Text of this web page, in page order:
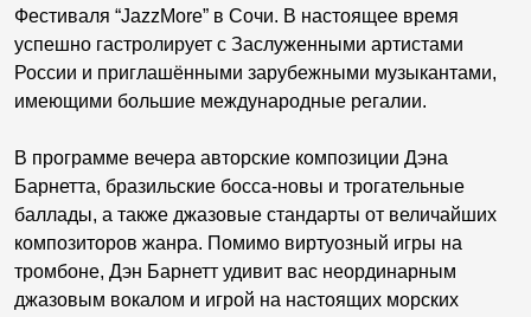
Фестиваля “JazzMore” в Сочи. В настоящее время
успешно гастролирует с Заслуженными артистами
России и приглашёнными зарубежными музыкантами,
имеющими большие международные регалии.
В программе вечера авторские композиции Дэна
Барнетта, бразильские босса-новы и трогательные
баллады, а также джазовые стандарты от величайших
композиторов жанра. Помимо виртуозный игры на
тромбоне, Дэн Барнетт удивит вас неординарным
джазовым вокалом и игрой на настоящих морских